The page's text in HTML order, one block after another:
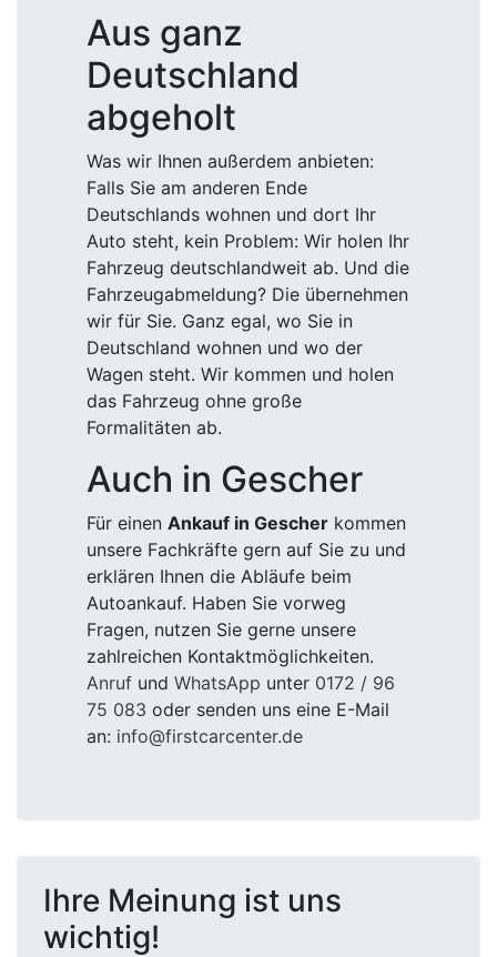
Aus ganz
Deutschland
abgeholt
Was wir Ihnen außerdem anbieten:
Falls Sie am anderen Ende
Deutschlands wohnen und dort Ihr
Auto steht, kein Problem: Wir holen Ihr
Fahrzeug deutschlandweit ab. Und die
Fahrzeugabmeldung? Die übernehmen
wir für Sie. Ganz egal, wo Sie in
Deutschland wohnen und wo der
Wagen steht. Wir kommen und holen
das Fahrzeug ohne große
Formalitäten ab.
Auch in Gescher
Für einen Ankauf in Gescher kommen
unsere Fachkräfte gern auf Sie zu und
erklären Ihnen die Abläufe beim
Autoankauf. Haben Sie vorweg
Fragen, nutzen Sie gerne unsere
zahlreichen Kontaktmöglichkeiten.
Anruf und WhatsApp unter 0172 / 96
75 083 oder senden uns eine E-Mail
an: info@firstcarcenter.de
Ihre Meinung ist uns
wichtig!